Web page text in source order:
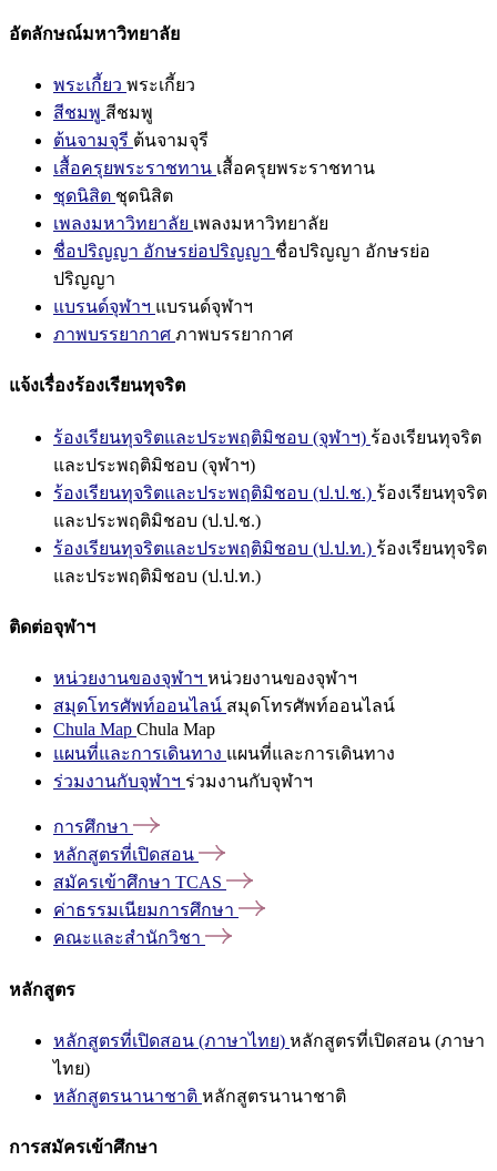
อัตลักษณ์มหาวิทยาลัย
พระเกี้ยว พระเกี้ยว
สีชมพู สีชมพู
ต้นจามจุรี ต้นจามจุรี
เสื้อครุยพระราชทาน เสื้อครุยพระราชทาน
ชุดนิสิต ชุดนิสิต
เพลงมหาวิทยาลัย เพลงมหาวิทยาลัย
ชื่อปริญญา อักษรย่อปริญญา ชื่อปริญญา อักษรย่อ
ปริญญา
แบรนด์จุฬาฯ แบรนด์จุฬาฯ
ภาพบรรยากาศ ภาพบรรยากาศ
แจ้งเรื่องร้องเรียนทุจริต
ร้องเรียนทุจริตและประพฤติมิชอบ (จุฬาฯ) ร้องเรียนทุจริต
และประพฤติมิชอบ (จุฬาฯ)
ร้องเรียนทุจริตและประพฤติมิชอบ (ป.ป.ช.) ร้องเรียนทุจริต
และประพฤติมิชอบ (ป.ป.ช.)
ร้องเรียนทุจริตและประพฤติมิชอบ (ป.ป.ท.) ร้องเรียนทุจริต
และประพฤติมิชอบ (ป.ป.ท.)
ติดต่อจุฬาฯ
หน่วยงานของจุฬาฯ หน่วยงานของจุฬาฯ
สมุดโทรศัพท์ออนไลน์ สมุดโทรศัพท์ออนไลน์
Chula Map Chula Map
แผนที่และการเดินทาง แผนที่และการเดินทาง
ร่วมงานกับจุฬาฯ ร่วมงานกับจุฬาฯ
การศึกษา
หลักสูตรที่เปิดสอน
สมัครเข้าศึกษา TCAS
ค่าธรรมเนียมการศึกษา
คณะและสำนักวิชา
หลักสูตร
หลักสูตรที่เปิดสอน (ภาษาไทย) หลักสูตรที่เปิดสอน (ภาษา
ไทย)
หลักสูตรนานาชาติ หลักสูตรนานาชาติ
การสมัครเข้าศึกษา